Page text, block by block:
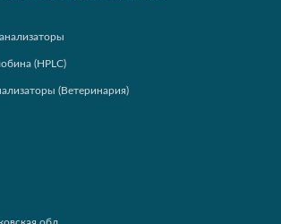
(HPLC)
(Ветеринария)